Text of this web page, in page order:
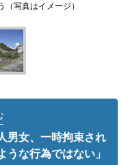
（写真はイメージ）
男女、一時拘束され
な行為ではない」